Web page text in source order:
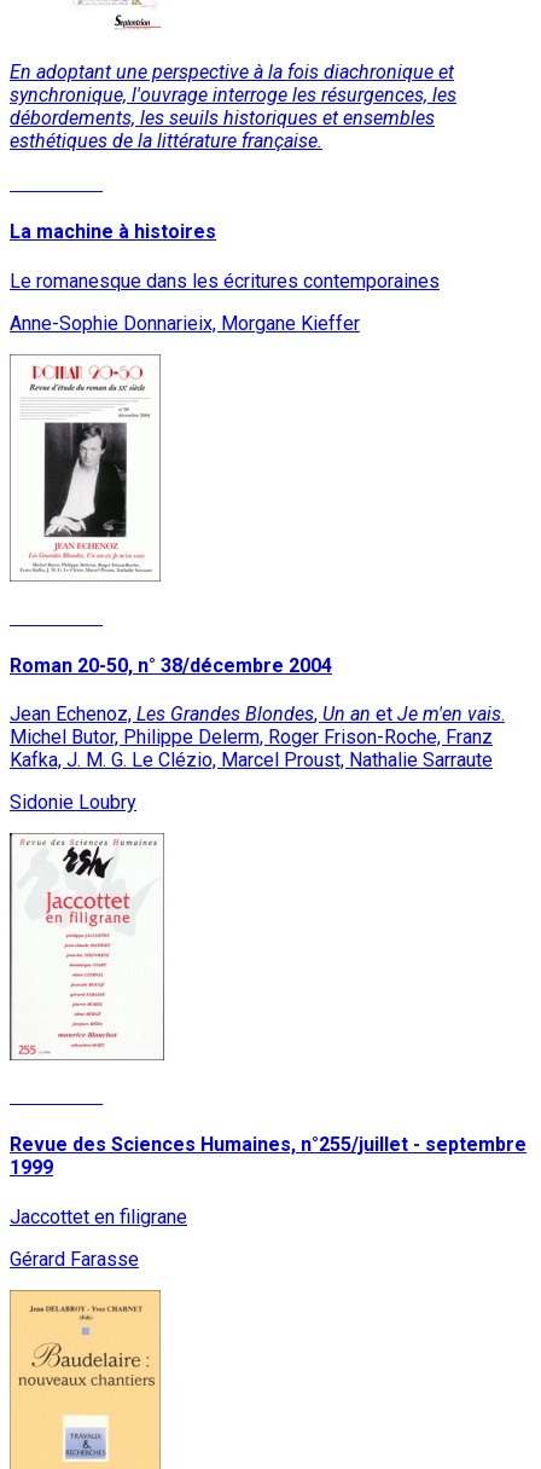
En adoptant une perspective à la fois diachronique et
synchronique, l'ouvrage interroge les résurgences, les
débordements, les seuils historiques et ensembles
esthétiques de la littérature française.
La machine à histoires
Le romanesque dans les écritures contemporaines
Anne-Sophie Donnarieix, Morgane Kieffer
Roman 20-50, n° 38/décembre 2004
Jean Echenoz, Les Grandes Blondes, Un an et Je m'en vais.
Michel Butor, Philippe Delerm, Roger Frison-Roche, Franz
Kafka, J. M. G. Le Clézio, Marcel Proust, Nathalie Sarraute
Sidonie Loubry
Revue des Sciences Humaines, n°255/juillet - septembre
1999
Jaccottet en filigrane
Gérard Farasse